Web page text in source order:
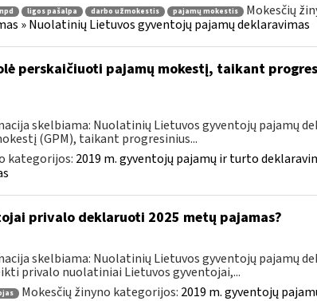
ligos pašalpa darbo užmokestis pajamų mokestis Mokesčių
» Nuolatinių Lietuvos gyventojų pajamų deklaravimas
perskaičiuoti pajamų mokestį, taikant
skelbiama: Nuolatinių Lietuvos gyventojų pajamų
(GPM), taikant progresinius...
kategorijos: 2019 m. gyventojų pajamų ir turto
privalo deklaruoti 2025 metų pajamas?
skelbiama: Nuolatinių Lietuvos gyventojų pajamų
privalo nuolatiniai Lietuvos gyventojai,...
Mokesčių žinyno kategorijos: 2019 m. gyventojų